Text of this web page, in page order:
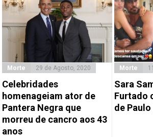
Morte 29 de Agosto, 2020
Celebridades
homenageiam ator de
Pantera Negra que
morreu de cancro aos 43
anos
Morte
Sara
Furtado
de